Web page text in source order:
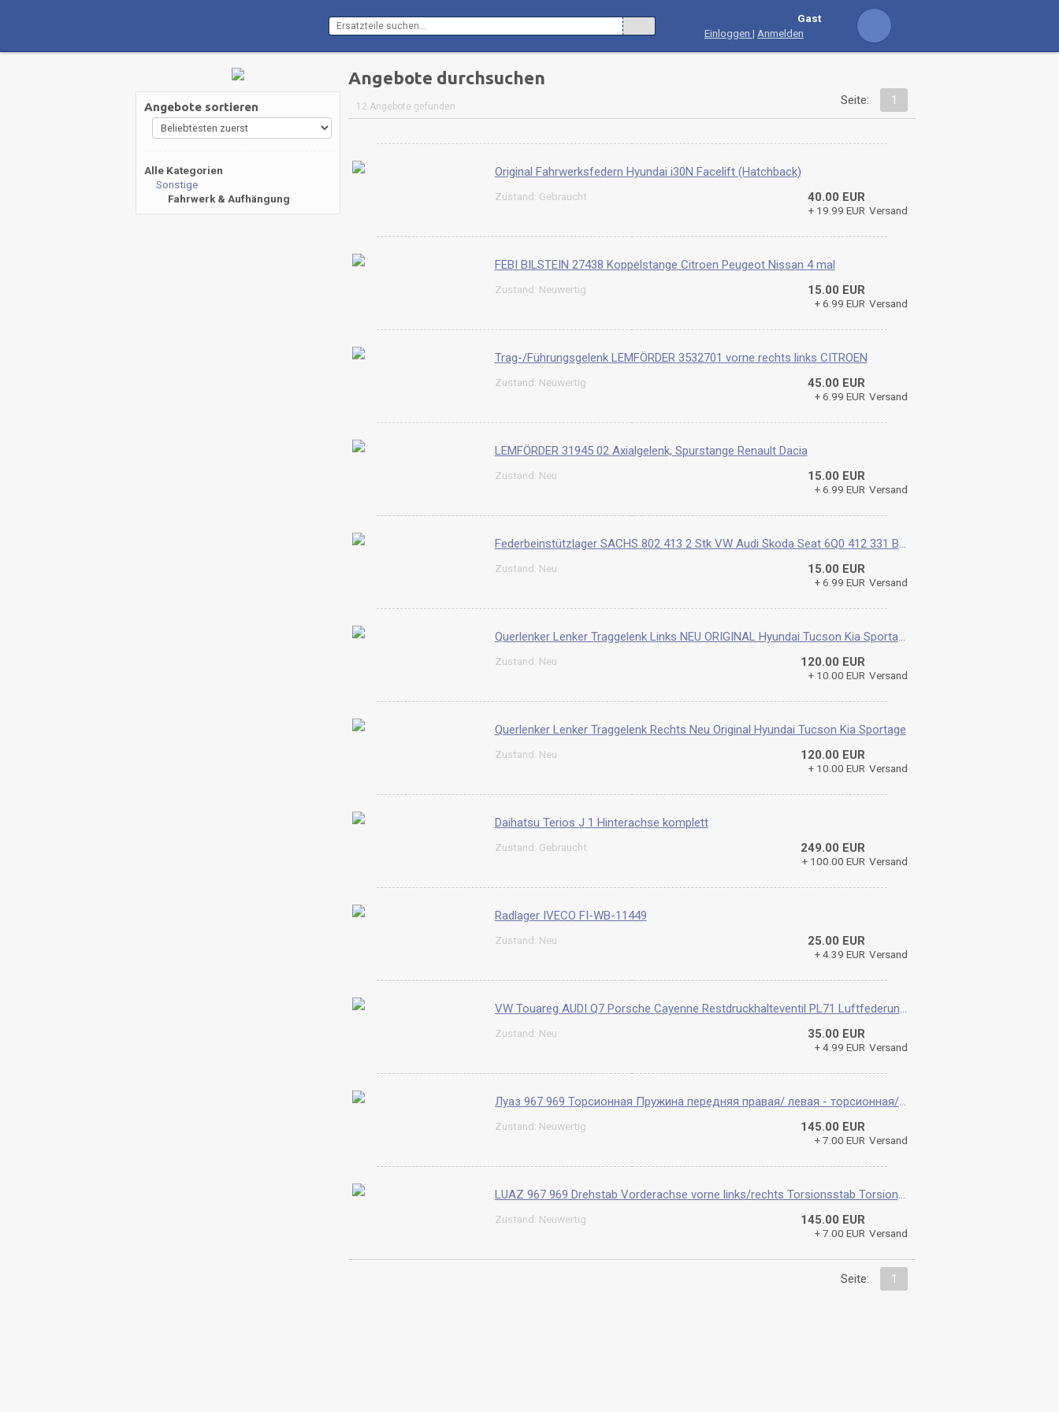
Gast
Einloggen | Anmelden
Angebote sortieren
Alle Kategorien
Sonstige
Fahrwerk & Aufhängung
Angebote durchsuchen
12 Angebote gefunden Seite: 1
Original Fahrwerksfedern Hyundai i30N Facelift (Hatchback)
Zustand: Gebraucht 40.00 EUR
+ 19.99 EUR Versand
FEBI BILSTEIN 27438 Koppelstange Citroen Peugeot Nissan 4 mal
Zustand: Neuwertig 15.00 EUR
+ 6.99 EUR Versand
Trag-/Führungsgelenk LEMFÖRDER 3532701 vorne rechts links CITROEN
Zustand: Neuwertig 45.00 EUR
+ 6.99 EUR Versand
LEMFÖRDER 31945 02 Axialgelenk, Spurstange Renault Dacia
Zustand: Neu 15.00 EUR
+ 6.99 EUR Versand
Federbeinstützlager SACHS 802 413 2 Stk VW Audi Skoda Seat 6Q0 412 331 B, 6N0 412 331 E
Zustand: Neu 15.00 EUR
+ 6.99 EUR Versand
Querlenker Lenker Traggelenk Links NEU ORIGINAL Hyundai Tucson Kia Sportage
Zustand: Neu 120.00 EUR
+ 10.00 EUR Versand
Querlenker Lenker Traggelenk Rechts Neu Original Hyundai Tucson Kia Sportage
Zustand: Neu 120.00 EUR
+ 10.00 EUR Versand
Daihatsu Terios J 1 Hinterachse komplett
Zustand: Gebraucht 249.00 EUR
+ 100.00 EUR Versand
Radlager IVECO FI-WB-11449
Zustand: Neu 25.00 EUR
+ 4.39 EUR Versand
VW Touareg AUDI Q7 Porsche Cayenne Restdruckhalteventil PL71 Luftfederung Vorne Hinten
Zustand: Neu 35.00 EUR
+ 4.99 EUR Versand
Луаз 967 969 Торсионная Пружина передняя правая/ левая - торсионная/ стержневая подвеска
Zustand: Neuwertig 145.00 EUR
+ 7.00 EUR Versand
LUAZ 967 969 Drehstab Vorderachse vorne links/rechts Torsionsstab Torsionsfeder Drehstabfederung Federung Achskörper
Zustand: Neuwertig 145.00 EUR
+ 7.00 EUR Versand
Seite: 1